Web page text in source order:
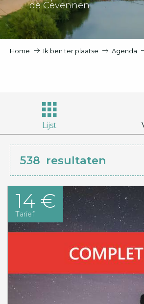
de Cevennen
Home Ik ben ter plaatse Agenda
Lijst
538 resultaten
14 €
Tarief